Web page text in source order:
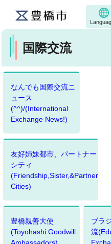
国際交流
なんでも国際交流ニ
ュース
(^^)/(International
Exchange News!)
友好姉妹都市、パートナー
シティ
(Friendship,Sister,&Partner
Cities)
豊橋親善大使
(Toyohashi Goodwill
ブラ
流